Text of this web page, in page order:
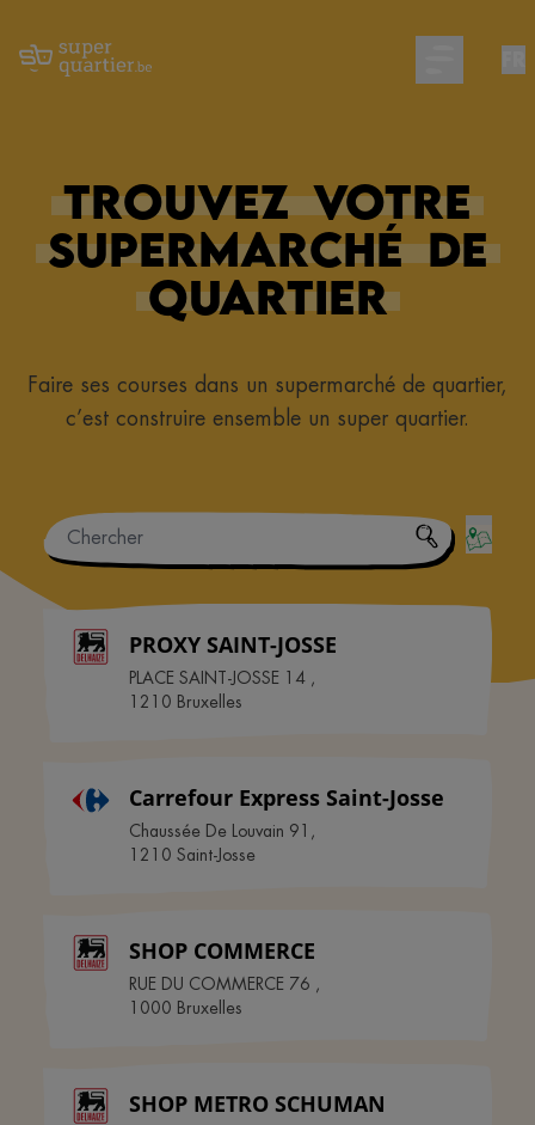
Open main
Trouvez votre
supermarché de
quartier
Faire ses courses dans un supermarché de quartier,
c’est construire ensemble un super quartier.
PROXY SAINT-JOSSE
PLACE SAINT-JOSSE 14 ,
1210 Bruxelles
Carrefour Express Saint-Josse
Chaussée De Louvain 91 ,
1210 Saint-Josse
SHOP COMMERCE
RUE DU COMMERCE 76 ,
1000 Bruxelles
SHOP METRO SCHUMAN